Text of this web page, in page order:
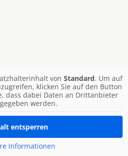
von Standard. Um auf
klicken Sie auf den Button
dass dabei Daten an Drittanbieter
werden.
entsperren
Informationen